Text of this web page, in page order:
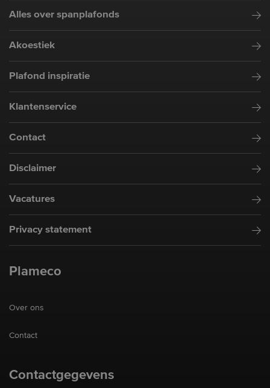
Alles over spanplafonds
Akoestiek
Plafond inspiratie
Klantenservice
Contact
Disclaimer
Vacatures
Privacy statement
Plameco
Over ons
Contact
Contactgegevens